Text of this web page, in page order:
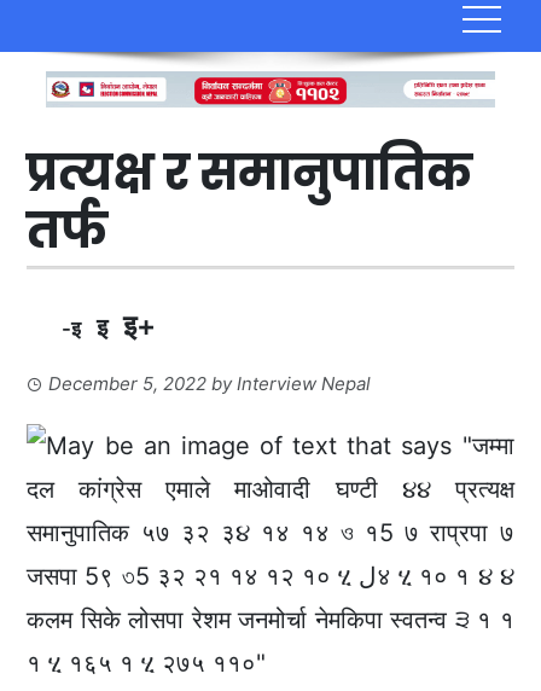
प्रत्यक्ष र समानुपातिक
तर्फ
-इ इ इ+
December 5, 2022 byInterview Nepal